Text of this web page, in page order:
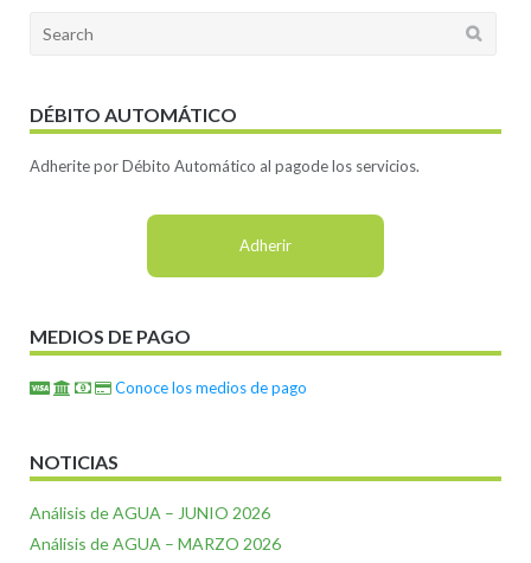
Search
DÉBITO AUTOMÁTICO
Adherite por Débito Automático al pagode los servicios.
Adherir
MEDIOS DE PAGO
Conoce los medios de pago
NOTICIAS
Análisis de AGUA – JUNIO 2026
Análisis de AGUA – MARZO 2026